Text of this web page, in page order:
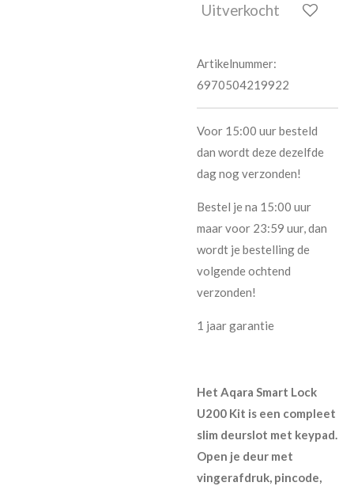
Uitverkocht
Artikelnummer:
6970504219922
Voor 15:00 uur besteld
dan wordt deze dezelfde
dag nog verzonden!
Bestel je na 15:00 uur
maar voor 23:59 uur, dan
wordt je bestelling de
volgende ochtend
verzonden!
1 jaar garantie
Het Aqara Smart Lock
U200 Kit is een compleet
slim deurslot met keypad.
Open je deur met
vingerafdruk, pincode,